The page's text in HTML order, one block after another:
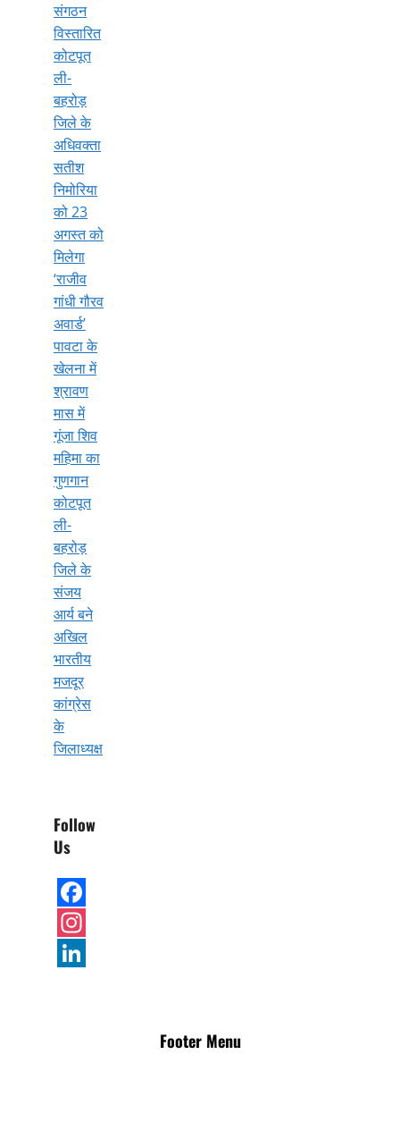
संगठन
विस्तारित
कोटपूत
ली-
बहरोड़
जिले के
अधिवक्ता
सतीश
निमोरिया
को 23
अगस्त को
मिलेगा
‘राजीव
गांधी गौरव
अवार्ड’
पावटा के
खेलना में
श्रावण
मास में
गूंजा शिव
महिमा का
गुणगान
कोटपूत
ली-
बहरोड़
जिले के
संजय
आर्य बने
अखिल
भारतीय
मजदूर
कांग्रेस
के
जिलाध्यक्ष
Follow
Us
Facebook
Instagram
Footer Menu